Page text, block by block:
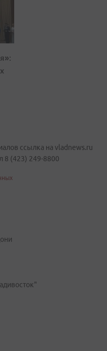
ссылка на vladnews.ru
8 (423) 249-8800